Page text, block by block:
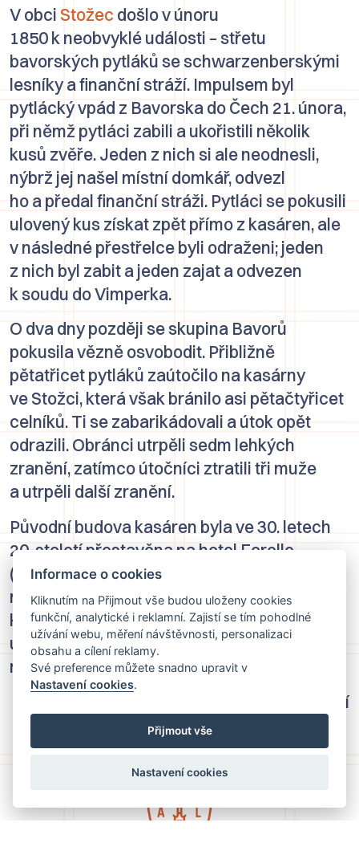
V obci Stožec došlo v únoru
1850 k neobvyklé události – střetu
bavorských pytláků se schwarzenberskými
lesníky a finanční stráží. Impulsem byl
pytlácký vpád z Bavorska do Čech 21. února,
při němž pytláci zabili a ukořistili několik
kusů zvěře. Jeden z nich si ale neodnesli,
nýbrž jej našel místní domkář, odvezl
ho a předal finanční stráži. Pytláci se pokusili
ulovený kus získat zpět přímo z kasáren, ale
v následné přestřelce byli odraženi; jeden
z nich byl zabit a jeden zajat a odvezen
k soudu do Vimperka.
O dva dny později se skupina Bavorů
pokusila vězně osvobodit. Přibližně
pětatřicet pytláků zaútočilo na kasárny
ve Stožci, která však bránilo asi pětačtyřicet
celníků. Ti se zabarikádovali a útok opět
odrazili. Obránci utrpěli sedm lehkých
zranění, zatímco útočníci ztratili tři muže
a utrpěli další zranění.
Původní budova kasáren byla ve 30. letech
20. století přestavěna nahotel Forelle
(
Pstruh). Při rekonstrukci se prý v trámech
našly zasazené kulky – tiché svědectví
krvavého střetu. Už pro samotný počet
účastníků se událost označuje za vůbec
největší pytláckou bitvu v Evropě.
Martínek Jiří
Informace o cookies
Kliknutím na Přijmout vše budou uloženy cookies
funkční, analytické i reklamní. Zajistí se tím pohodlné
užívání webu, měření návštěvnosti, personalizaci
obsahu a cílení reklamy.
Své preference můžete snadno upravit v
Nastavení cookies.
Přijmout vše
Nastavení cookies